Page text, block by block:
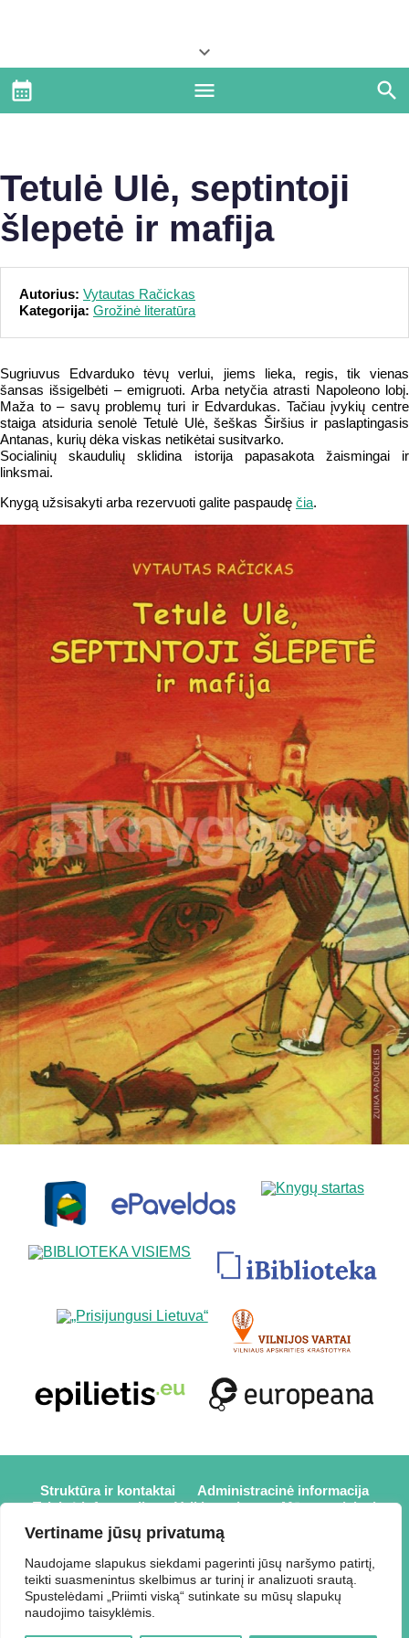
Vertiname jūsų privatumą
Naudojame slapukus siekdami pagerinti jūsų naršymo patirtį,
teikti suasmenintus skelbimus ar turinį ir analizuoti srautą.
Spustelėdami „Priimti viską“ sutinkate su mūsų slapukų
naudojimo taisyklėmis.
Tetulė Ulė, septintoji
šlepetė ir mafija
Autorius: Vytautas Račickas
Kategorija: Grožinė literatūra
Sugriuvus Edvarduko tėvų verlui, jiems lieka, regis, tik vienas
šansas išsigelbėti – emigruoti. Arba netyčia atrasti Napoleono lobį.
Maža to – savų problemų turi ir Edvardukas. Tačiau įvykių centre
staiga atsiduria senolė Tetulė Ulė, šeškas Širšius ir paslaptingasis
Antanas, kurių dėka viskas netikėtai susitvarko.
Socialinių skaudulių sklidina istorija papasakota žaismingai ir
linksmai.
Knygą užsisakyti arba rezervuoti galite paspaudę čia.
Struktūra ir kontaktai
Administracinė informacija
Teisinė informacija
Veiklos sritys
Mūsų projektai
Karjera
Partneriai
Prisijungti
2026 © Elektrėnų savivaldybės viešoji biblioteka,
Savivaldybės biudžetinė įstaiga, Draugystės g. 2, LT-26110
Elektrėnai, tel.: +370 648 80 788, el.p.: